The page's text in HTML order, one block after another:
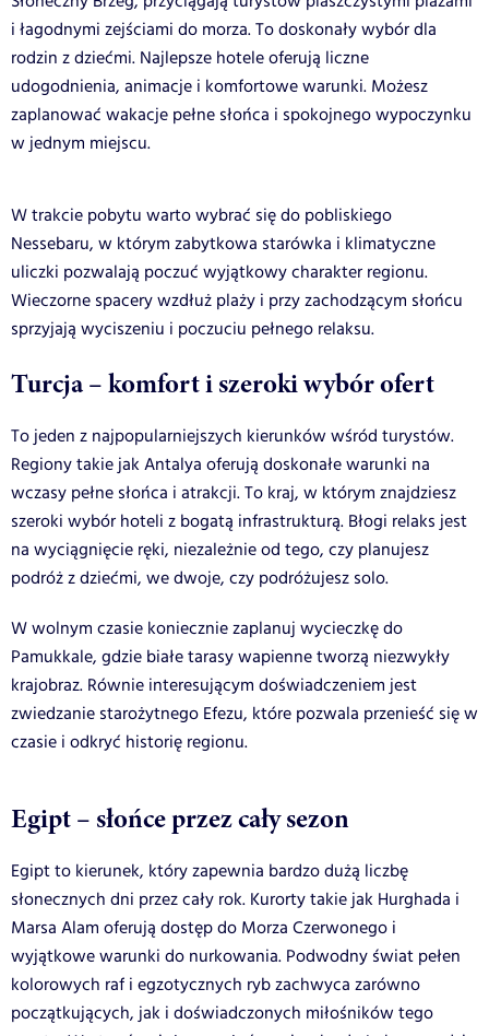
i łagodnymi zejściami do morza. To doskonały wybór dla
rodzin z dziećmi. Najlepsze hotele oferują liczne
udogodnienia, animacje i komfortowe warunki. Możesz
zaplanować wakacje pełne słońca i spokojnego wypoczynku
w jednym miejscu.
W trakcie pobytu warto wybrać się do pobliskiego
Nessebaru, w którym zabytkowa starówka i klimatyczne
uliczki pozwalają poczuć wyjątkowy charakter regionu.
Wieczorne spacery wzdłuż plaży i przy zachodzącym słońcu
sprzyjają wyciszeniu i poczuciu pełnego relaksu.
Turcja – komfort i szeroki wybór ofert
To jeden z najpopularniejszych kierunków wśród turystów.
Regiony takie jak Antalya oferują doskonałe warunki na
wczasy pełne słońca i atrakcji. To kraj, w którym znajdziesz
szeroki wybór hoteli z bogatą infrastrukturą. Błogi relaks jest
na wyciągnięcie ręki, niezależnie od tego, czy planujesz
podróż z dziećmi, we dwoje, czy podróżujesz solo.
W wolnym czasie koniecznie zaplanuj wycieczkę do
Pamukkale, gdzie białe tarasy wapienne tworzą niezwykły
krajobraz. Równie interesującym doświadczeniem jest
zwiedzanie starożytnego Efezu, które pozwala przenieść się w
czasie i odkryć historię regionu.
Egipt – słońce przez cały sezon
Egipt to kierunek, który zapewnia bardzo dużą liczbę
słonecznych dni przez cały rok. Kurorty takie jak Hurghada i
Marsa Alam oferują dostęp do Morza Czerwonego i
wyjątkowe warunki do nurkowania. Podwodny świat pełen
kolorowych raf i egzotycznych ryb zachwyca zarówno
początkujących, jak i doświadczonych miłośników tego